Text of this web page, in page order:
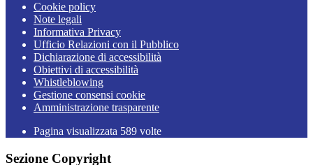
Cookie policy
Note legali
Informativa Privacy
Ufficio Relazioni con il Pubblico
Dichiarazione di accessibilità
Obiettivi di accessibilità
Whistleblowing
Gestione consensi cookie
Amministrazione trasparente
Pagina visualizzata 589 volte
Sezione Copyright